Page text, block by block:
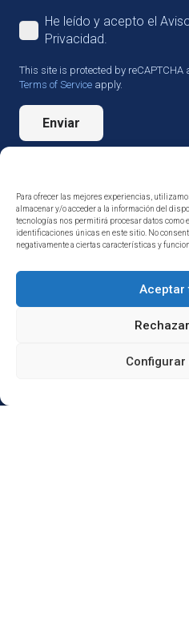
Para ofrecer las mejores experiencias,
almacenar y/o acceder a la información del
tecnologías nos permitirá procesar datos como
identificaciones únicas en este sitio. No
negativamente a ciertas características y
Aceptar
He leído y acepto el
Privacidad.
This site is protected by reCAPTCHA
Terms of Service apply.
Enviar